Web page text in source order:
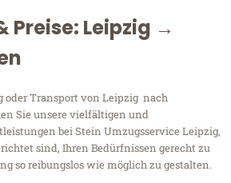
Preise: Leipzig →
oder Transport von Leipzig nach
Sie unsere vielfältigen und
bei Stein Umzugsservice Leipzig,
sind, Ihren Bedürfnissen gerecht zu
so reibungslos wie möglich zu gestalten.